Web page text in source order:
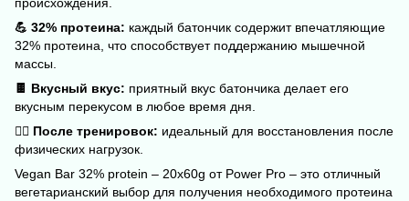
💪 32% протеина: каждый батончик содержит впечатляющие
32% протеина, что способствует поддержанию мышечной
массы.
🍫 Вкусный вкус: приятный вкус батончика делает его
вкусным перекусом в любое время дня.
🚴‍♀️ После тренировок: идеальный для восстановления после
физических нагрузок.
Vegan Bar 32% protein – 20x60g от Power Pro – это отличный
вегетарианский выбор для получения необходимого протеина